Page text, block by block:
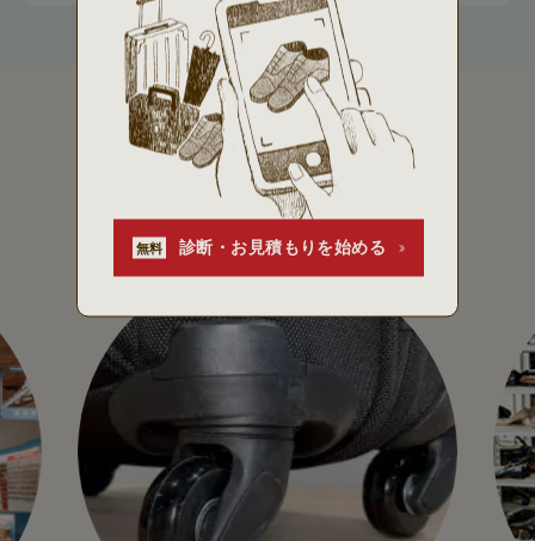
無料 診断・お見積もりを始める
ピックアップ
ミスターミニットのイチオシ情報を
ご紹介いたします。